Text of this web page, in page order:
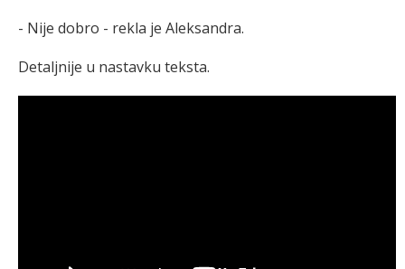
- Nije dobro - rekla je Aleksandra.
Detaljnije u nastavku teksta.